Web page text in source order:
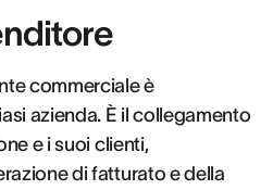
commerciale è
azienda. È il collegamento
e i suoi clienti,
di fatturato e della